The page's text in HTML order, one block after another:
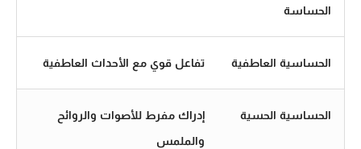
الحساسة
الحساسية العاطفية تفاعل قوي مع الأحداث العاطفية
الحساسية الحسية
إدراك مفرط للأصوات والروائح
والملمس